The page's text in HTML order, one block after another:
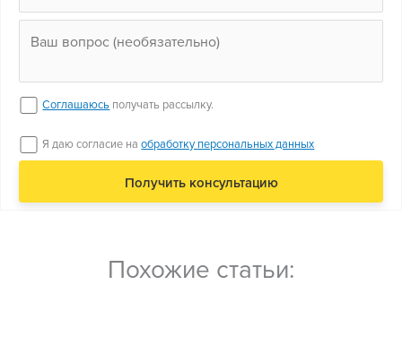
Соглашаюсь получать рассылку.
Я даю согласие наобработку персональных данных
Похожие статьи: